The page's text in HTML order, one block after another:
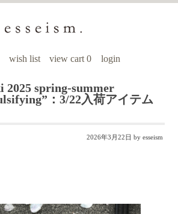
wish list view cart 0 login
2025 spring-summer
：3/22入荷アイテム
2026年3月22日 by esseism